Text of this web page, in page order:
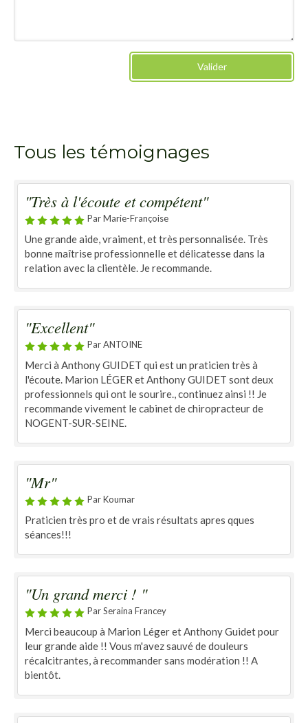
Valider
Tous les témoignages
"Très à l'écoute et compétent"
Par Marie-Françoise
Une grande aide, vraiment, et très personnalisée. Très
bonne maîtrise professionnelle et délicatesse dans la
relation avec la clientèle. Je recommande.
"Excellent"
Par ANTOINE
Merci à Anthony GUIDET qui est un praticien très à
l'écoute. Marion LÉGER et Anthony GUIDET sont deux
professionnels qui ont le sourire., continuez ainsi !! Je
recommande vivement le cabinet de chiropracteur de
NOGENT-SUR-SEINE.
"Mr"
Par Koumar
Praticien très pro et de vrais résultats apres qques
séances!!!
"Un grand merci ! "
Par Seraina Francey
Merci beaucoup à Marion Léger et Anthony Guidet pour
leur grande aide !! Vous m'avez sauvé de douleurs
récalcitrantes, à recommander sans modération !! A
bientôt.